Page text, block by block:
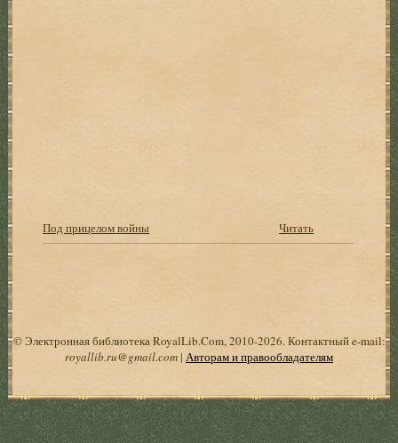
Под прицелом войны Читать
© Электронная библиотека RoyalLib.Com, 2010-2026. Контактный e-mail:
royallib.ru@gmail.com| Авторам и правообладателям